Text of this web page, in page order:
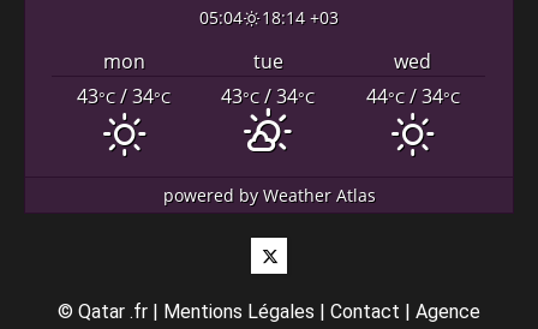
05:04 18:14 +03
mon tue
wed
43°C/ 34°C 43°C/ 34°C 44°C/ 34°C
powered byWeather Atlas
Twitter
© Qatar .fr | Mentions Légales | Contact | Agence